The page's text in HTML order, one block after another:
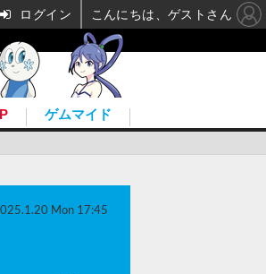
ゲムマイド
Mon 17:45
ログイン こんにちは、ゲストさん